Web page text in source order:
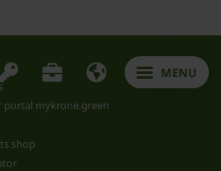
MENU
portal mykrone.green
shop